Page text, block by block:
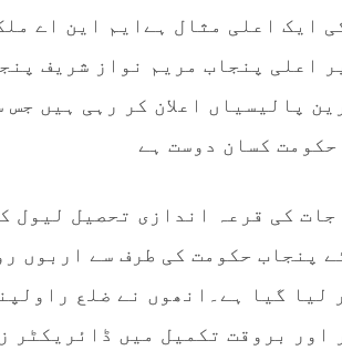
ایک اعلی مثال ہےایم این اے
اعلی پنجاب مریم نواز شریف
پالیسیاں اعلان کر رہی ہیں جس
کسان دوست ہے
کی قرعہ اندازی تحصیل لیول
پنجاب حکومت کی طرف سے اربوں
لیا گیا ہے۔انھوں نے ضلع
اور بروقت تکمیل میں ڈائریکٹر